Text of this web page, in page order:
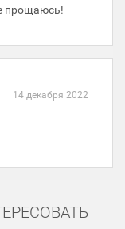
прощаюсь!
14 декабря 2022